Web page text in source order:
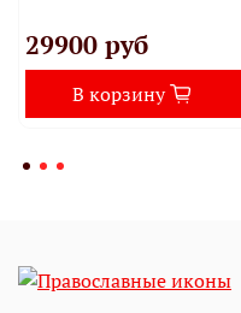
29900 руб
В корзину